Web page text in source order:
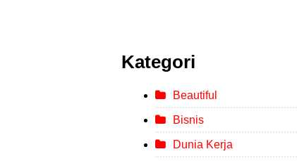
Kategori
Beautiful
Bisnis
Dunia Kerja